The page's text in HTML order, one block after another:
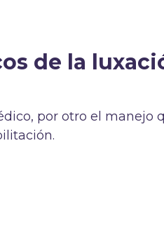
de la
por otro el manejo